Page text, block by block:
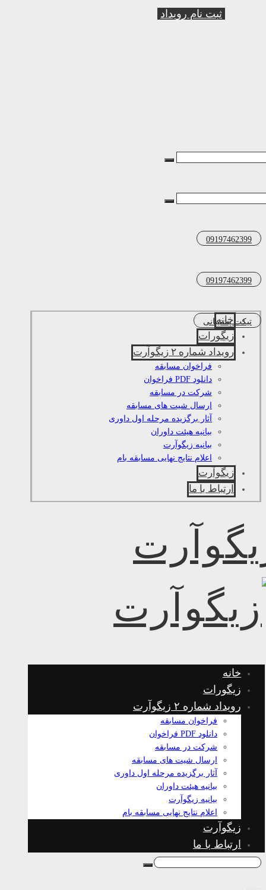
ثبت نام رویداد
09197462399
09197462399
تیکت پشتیبانی
خانه
زیگورات
رویداد شماره ۲ زیگوآرت
فراخوان مسابقه
دانلود PDF فراخوان
شرکت در مسابقه
ارسال شیت های مسابقه
آثار برگزیده مرحله اول داوری
بیانیه هیئت داوران
بیانیه زیگوآرت
اعلام نتایج نهایی مسابقه بام
زیگوآرت
ارتباط با ما
خانه
زیگورات
رویداد شماره ۲ زیگوآرت
فراخوان مسابقه
دانلود PDF فراخوان
شرکت در مسابقه
ارسال شیت های مسابقه
آثار برگزیده مرحله اول داوری
بیانیه هیئت داوران
بیانیه زیگوآرت
اعلام نتایج نهایی مسابقه بام
زیگوآرت
ارتباط با ما